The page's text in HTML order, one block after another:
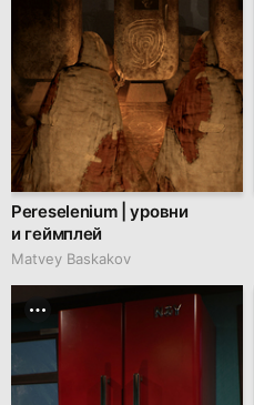
Pereselenium | уровни
и геймплей
Matvey Baskakov